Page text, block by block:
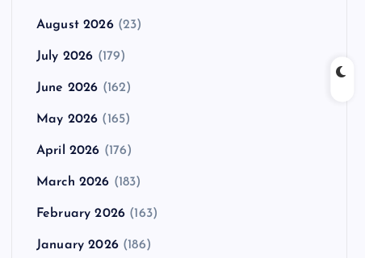
August 2026(23)
July 2026 (179)
June 2026 (162)
May 2026 (165)
April 2026 (176)
March 2026 (183)
February 2026 (163)
January 2026(186)